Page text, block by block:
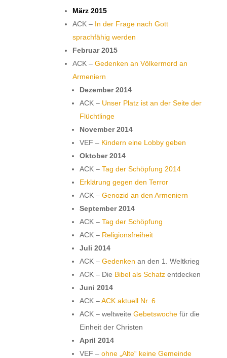
März 2015
ACK – In der Frage nach Gott
sprachfähig werden
Februar 2015
ACK – Gedenken an Völkermord an
Armeniern
Dezember 2014
ACK – Unser Platz ist an der Seite der
Flüchtlinge
November 2014
VEF – Kindern eine Lobby geben
Oktober 2014
ACK – Tag der Schöpfung 2014
Erklärung gegen den Terror
ACK – Genozid an den Armeniern
September 2014
ACK – Tag der Schöpfung
ACK – Religionsfreiheit
Juli 2014
ACK – Gedenken an den 1. Weltkrieg
ACK – Die Bibel als Schatzentdecken
Juni 2014
ACK –ACK aktuell Nr. 6
ACK – weltweite Gebetswochefür die
Einheit der Christen
April 2014
VEF – ohne „Alte“ keine Gemeinde